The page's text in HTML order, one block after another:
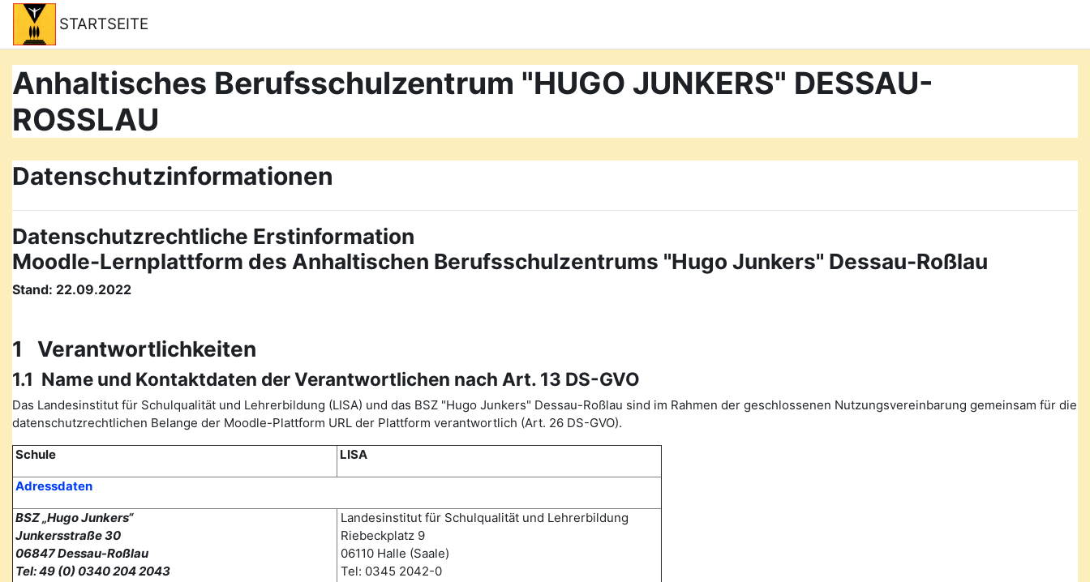
Zum Hauptinhalt
STARTSEITE
Anhaltisches Berufsschulzentrum "HUGO JUNKERS" DESSAU-
ROSSLAU
Datenschutzinformationen
Datenschutzrechtliche Erstinformation
Moodle-Lernplattform des Anhaltischen Berufsschulzentrums "Hugo Junkers" Dessau-Roßlau
Stand: 22.09.2022
1 Verantwortlichkeiten
1.1 Name und Kontaktdaten der Verantwortlichen nach Art. 13 DS-GVO
Das Landesinstitut für Schulqualität und Lehrerbildung (LISA) und das BSZ "Hugo Junkers" Dessau-Roßlau sind im Rahmen der geschlossenen Nutzungsvereinbarung gemeinsam für die
datenschutzrechtlichen Belange der Moodle-Plattform URL der Plattform verantwortlich (Art. 26 DS-GVO).
Schule LISA
Adressdaten
BSZ „Hugo Junkers“
Junkersstraße 30
06847 Dessau-Roßlau
Tel: 49 (0) 0340 204 2043
Landesinstitut für Schulqualität und Lehrerbildung
Riebeckplatz 9
06110 Halle (Saale)
Tel: 0345 2042-0